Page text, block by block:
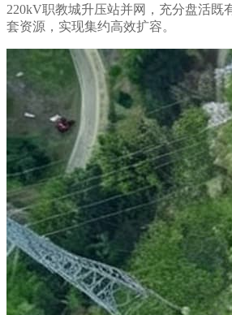
220kV职教城升压站并网，充分盘活既
套资源，实现集约高效扩容。